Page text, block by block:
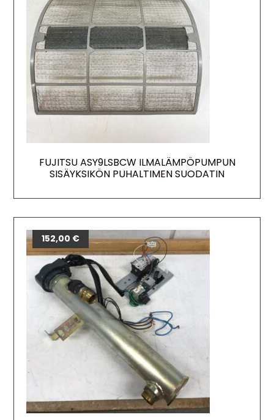
FUJITSU ASY9LSBCW ILMALÄMPÖPUMPUN
SISÄYKSIKÖN PUHALTIMEN SUODATIN
152,00 €